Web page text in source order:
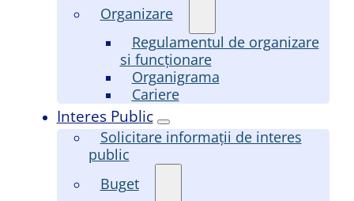
Organizare
Regulamentul de organizare
si funcționare
Organigrama
Cariere
Interes Public
Solicitare informații de interes
public
Buget